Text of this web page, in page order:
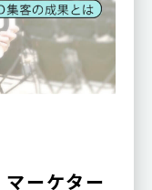
ーケター